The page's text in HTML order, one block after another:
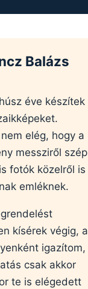
Balázs
éve készítek
elég, hogy a
messziről szép
fotók közelről is
emléknek.
kísérek végig, a
igazítom,
csak akkor
te is elégedett